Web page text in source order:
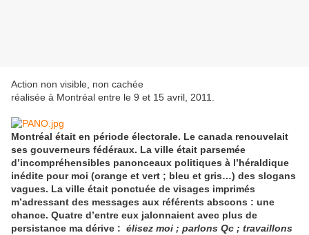
Action non visible, non cachée
réalisée à Montréal entre le 9 et 15 avril, 2011.
Montréal était en période électorale. Le canada renouvelait
ses gouverneurs fédéraux. La ville était parsemée
d’incompréhensibles panonceaux politiques à l’héraldique
inédite pour moi (orange et vert ; bleu et gris…) des slogans
vagues. La ville était ponctuée de visages imprimés
m’adressant des messages aux référents abscons : une
chance. Quatre d’entre eux jalonnaient avec plus de
persistance ma dérive : élisez moi ; parlons Qc ; travaillons